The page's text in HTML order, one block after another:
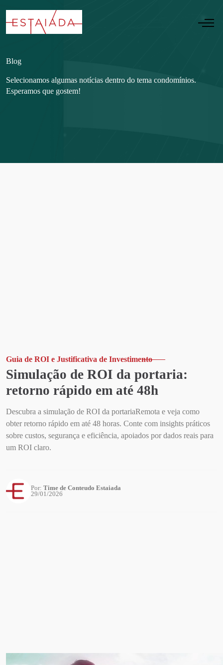
Blog
Selecionamos algumas notícias dentro do tema condomínios.
Esperamos que gostem!
Guia de ROI e Justificativa de Investimento
Simulação de ROI da portaria:
retorno rápido em até 48h
Descubra a simulação de ROI da portariaRemota e veja como
obter retorno rápido em até 48 horas. Conte com insights práticos
sobre custos, segurança e eficiência, apoiados por dados reais para
um ROI claro.
Por: Time de Conteudo Estaiada
29/01/2026